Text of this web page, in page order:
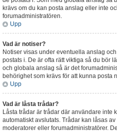
krävs om du kan posta anslag eller inte
forumadministratören.
Upp
Vad är notiser?
Notiser visas under eventuella anslag
postats i. De är ofta rätt viktiga så du bör
och globala anslag så är det
behörighet som krävs för att kunna posta
Upp
Vad är låsta trådar?
Låsta trådar är trådar där användare inte
automatiskt avslutats. Trådar kan låsas
moderatorer eller forumadministratörer.